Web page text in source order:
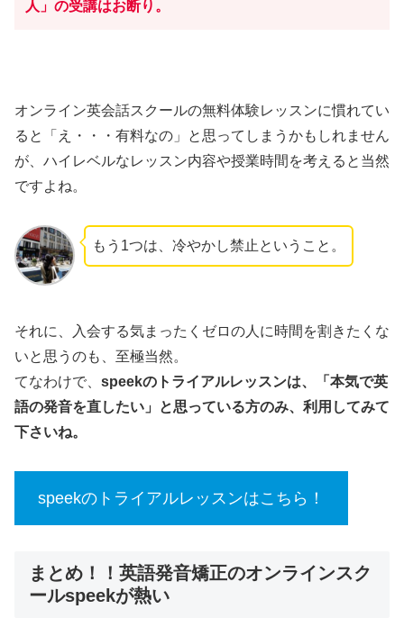
人」の受講はお断り。
オンライン英会話スクールの無料体験レッスンに慣れてい
ると「え・・・有料なの」と思ってしまうかもしれません
が、ハイレベルなレッスン内容や授業時間を考えると当然
ですよね。
もう1つは、冷やかし禁止ということ。
それに、入会する気まったくゼロの人に時間を割きたくな
いと思うのも、至極当然。
てなわけで、 speekのトライアルレッスンは、「本気で英
語の発音を直したい」と思っている方のみ、利用してみて
下さいね。
speekのトライアルレッスンはこちら！
まとめ！！英語発音矯正のオンラインスク
ールspeekが熱い